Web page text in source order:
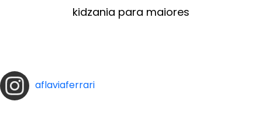
kidzania para maiores
aflaviaferrari